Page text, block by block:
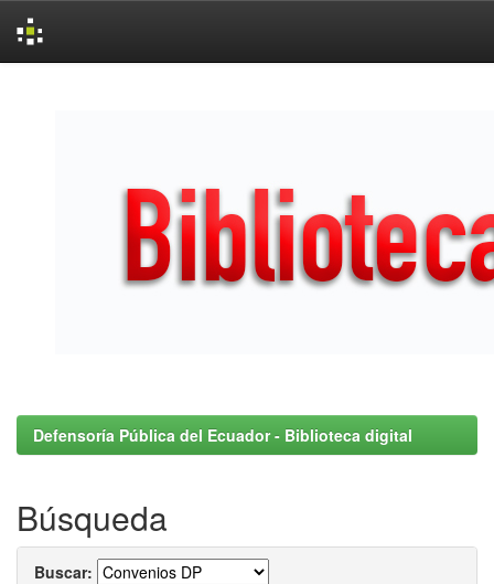
Defensoría Pública del Ecuador - Biblioteca digital
Búsqueda
Buscar: